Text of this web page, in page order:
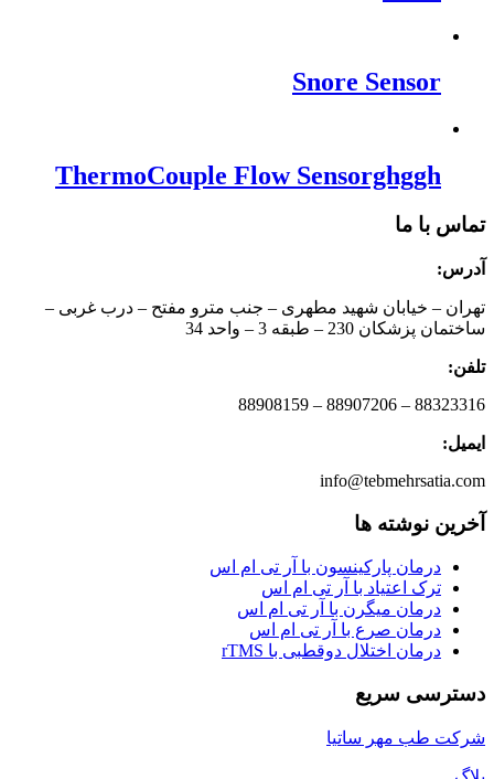
Snore Sensor
ThermoCouple Flow Sensorghggh
تماس با ما
آدرس:
تهران – خیابان شهید مطهری – جنب مترو مفتح – درب غربی –
ساختمان پزشکان 230 – طبقه 3 – واحد 34
تلفن:
88323316 – 88907206 – 88908159
ایمیل:
info@tebmehrsatia.com
آخرین نوشته ها
درمان پارکینسون با آر تی ام اس
ترک اعتیاد با آر تی ام اس
درمان میگرن با آر تی ام اس
درمان صرع با آر تی ام اس
درمان اختلال دوقطبی با rTMS
دسترسی سریع
شرکت طب مهر ساتیا